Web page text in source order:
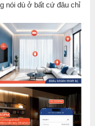
nói dù ở bất cứ đâu chỉ